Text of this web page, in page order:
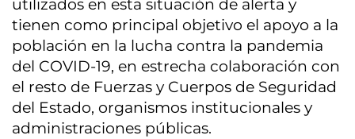
utilizados en esta situación de alerta y
tienen como principal objetivo el apoyo a la
población en la lucha contra la pandemia
del COVID-19, en estrecha colaboración con
el resto de Fuerzas y Cuerpos de Seguridad
del Estado, organismos institucionales y
administraciones públicas.